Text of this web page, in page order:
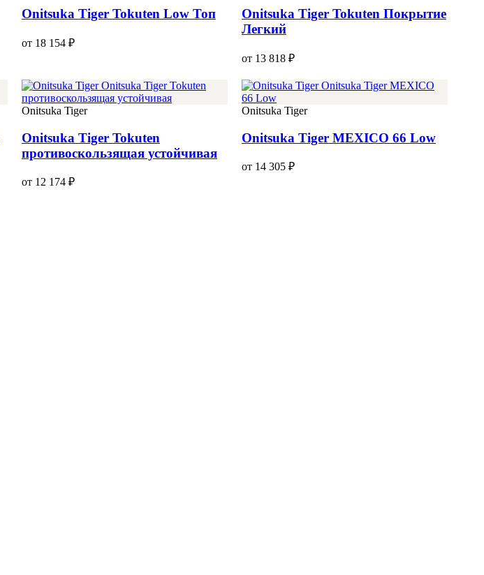
Onitsuka Tiger Tokuten Low Топ
от 18 154 ₽
Onitsuka Tiger Tokuten Покрытие
Легкий
от 13 818 ₽
Onitsuka Tiger
Onitsuka Tiger Tokuten
противоскользящая устойчивая
от 12 174 ₽
Onitsuka Tiger
Onitsuka Tiger MEXICO 66 Low
от 14 305 ₽